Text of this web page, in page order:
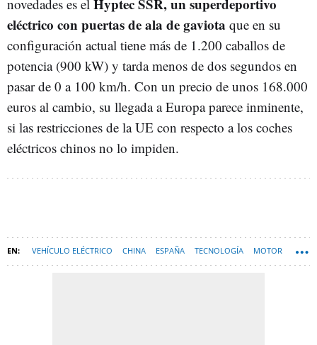
novedades es el
eléctrico con puertas de ala de gaviota que en su
configuración actual tiene más de 1.200 caballos de
potencia (900 kW) y tarda menos de dos segundos en
pasar de 0 a 100 km/h. Con un precio de unos 168.000
euros al cambio, su llegada a Europa parece inminente,
si las restricciones de la UE con respecto a los coches
eléctricos chinos no lo impiden.
VEHÍCULO ELÉCTRICO CHINA ESPAÑA TECNOLOGÍA MOTOR